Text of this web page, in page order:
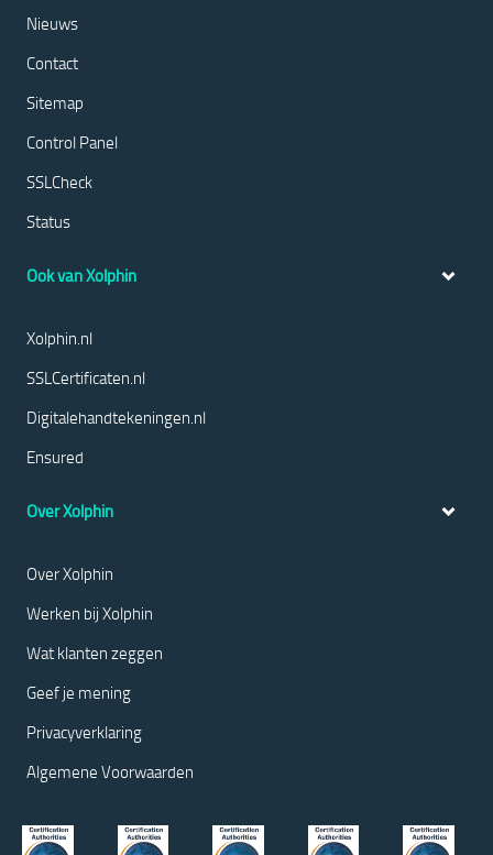
Nieuws
Contact
Sitemap
Control Panel
SSLCheck
Status
Ook van Xolphin
Xolphin.nl
SSLCertificaten.nl
Digitalehandtekeningen.nl
Ensured
Over Xolphin
Over Xolphin
Werken bij Xolphin
Wat klanten zeggen
Geef je mening
Privacyverklaring
Algemene Voorwaarden